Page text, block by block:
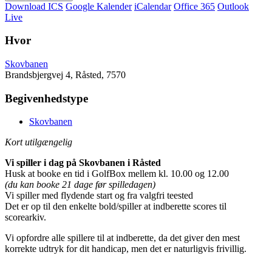
Download ICS Google Kalender iCalendar Office 365 Outlook
Live
Hvor
Skovbanen
Brandsbjergvej 4, Råsted, 7570
Begivenhedstype
Skovbanen
Kort utilgængelig
Vi spiller i dag på Skovbanen i Råsted
Husk at booke en tid i GolfBox mellem kl. 10.00 og 12.00
(du kan booke 21 dage før spilledagen)
Vi spiller med flydende start og fra valgfri teested
Det er op til den enkelte bold/spiller at indberette scores til
scorearkiv.
Vi opfordre alle spillere til at indberette, da det giver den mest
korrekte udtryk for dit handicap, men det er naturligvis frivillig.